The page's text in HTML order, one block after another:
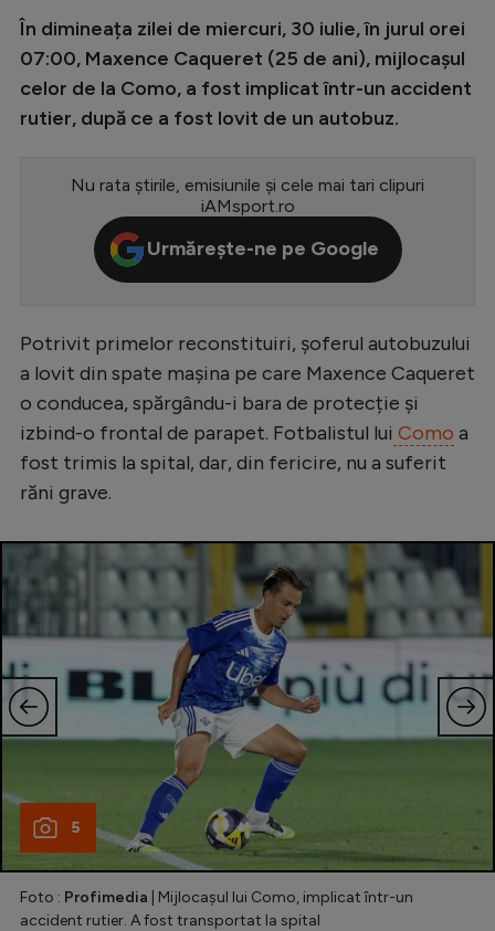
Champions League
Europa League
CM 2026
Premier League
Serie A
Bundesliga
Ligue 1
Campionate
EURO 2024
Stranieri
Clasamente
Tenis
Handbal
Natație
Formula 1
Gimnastică
În dimineața zilei de miercuri, 30 iulie, în jurul orei
07:00, Maxence Caqueret (25 de ani), mijlocașul
celor de la Como, a fost implicat într-un accident
rutier, după ce a fost lovit de un autobuz.
Nu rata știrile, emisiunile și cele mai tari clipuri
iAMsport.ro
Urmărește-ne pe Google
Potrivit primelor reconstituiri, șoferul autobuzului
a lovit din spate mașina pe care Maxence Caqueret
o conducea, spărgându-i bara de protecție și
izbind-o frontal de parapet. Fotbalistul lui Como a
fost trimis la spital, dar, din fericire, nu a suferit
răni grave.
5
Foto : Profimedia | Mijlocașul lui Como, implicat într-un
accident rutier. A fost transportat la spital